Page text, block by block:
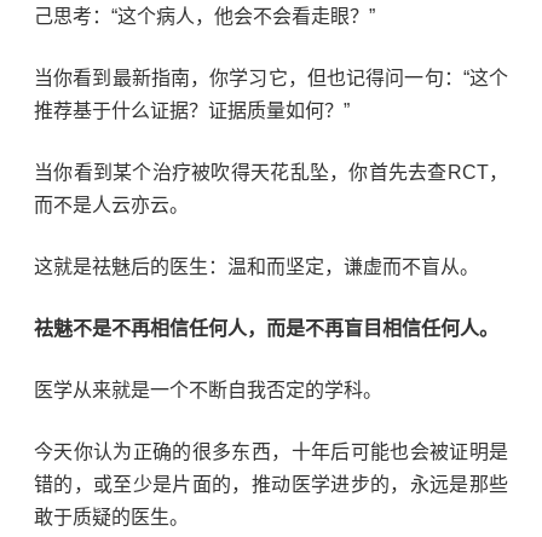
己思考： “这个病人，他会不会看走眼？ ”
当你看到最新指南，你学习它，但也记得问一句： “这个
推荐基于什么证据？证据质量如何？ ”
当你看到某个治疗被吹得天花乱坠，你首先去查RCT，
而不是人云亦云。
这就是祛魅后的医生：温和而坚定，谦虚而不盲从。
祛魅不是不再相信任何人，而是不再盲目相信任何人。
医学从来就是一个不断自我否定的学科。
今天你认为正确的很多东西，十年后可能也会被证明是
错的，或至少是片面的，推动医学进步的，永远是那些
敢于质疑的医生。